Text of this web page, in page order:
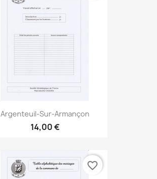
Argenteuil-Sur-Armançon
14,00 €
favorite_border